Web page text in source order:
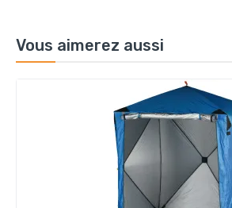
Vous aimerez aussi